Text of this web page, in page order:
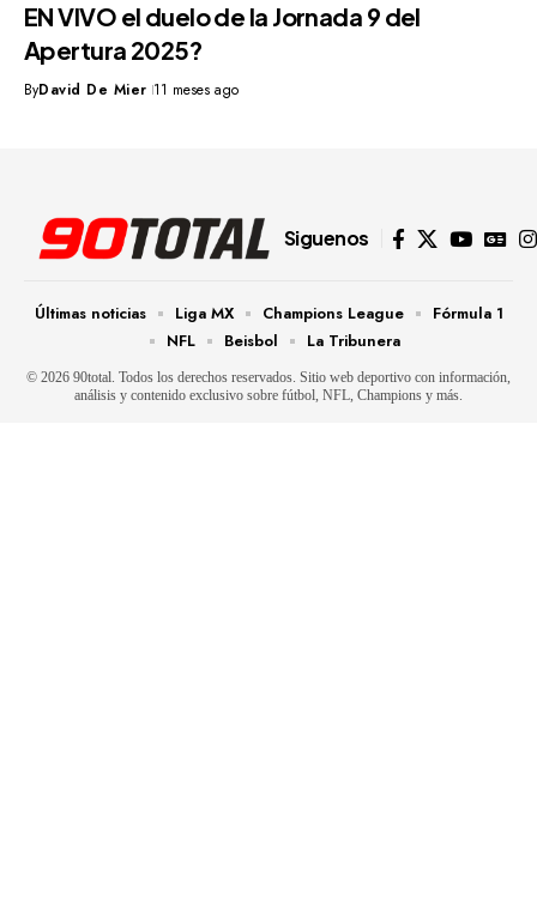
EN VIVO el duelo de la Jornada 9 del
Apertura 2025?
ByDavid De Mier 11 meses ago
Siguenos
© 2026 90total. Todos los derechos reservados. Sitio web deportivo con información,
análisis y contenido exclusivo sobre fútbol, NFL, Champions y más.
Últimas noticias Liga MX Champions League
Fórmula 1
NFL
Beisbol La Tribunera